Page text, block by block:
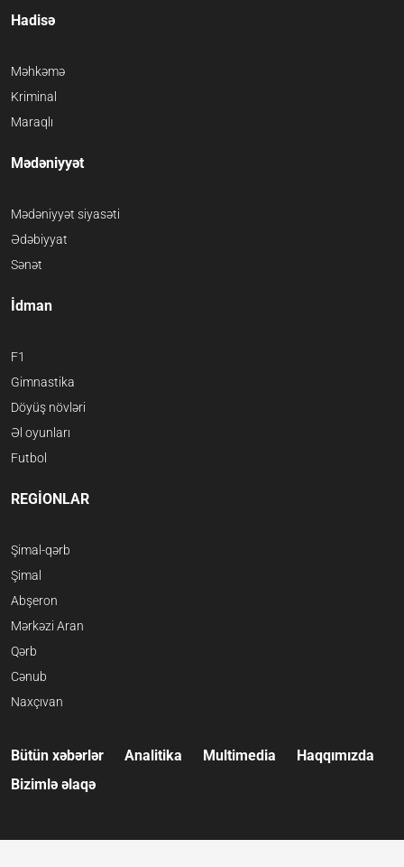
Hadisə
Məhkəmə
Kriminal
Maraqlı
Mədəniyyət
Mədəniyyət siyasəti
Ədəbiyyat
Sənət
İdman
F1
Gimnastika
Döyüş növləri
Əl oyunları
Futbol
REGİONLAR
Şimal-qərb
Şimal
Abşeron
Mərkəzi Aran
Qərb
Cənub
Naxçıvan
Bütün xəbərlər Analitika Multimedia
Haqqımızda
Bizimlə əlaqə